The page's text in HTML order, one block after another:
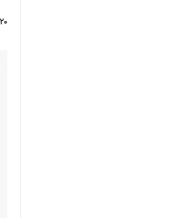
۲۰ بهمن ۱۴۰۴، ۱۴:۳۹